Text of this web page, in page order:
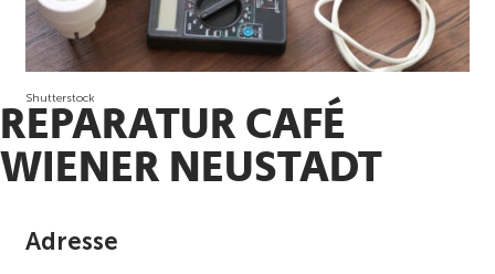
Shutterstock
REPARATUR CAFÉ
WIENER NEUSTADT
Adresse